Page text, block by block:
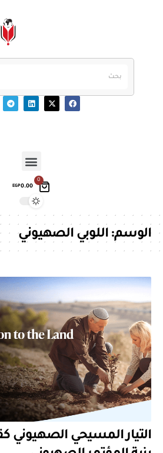
0
EGP0.00
الوسم:اللوبي الصهيوني
التيار المسيحي الصهيوني